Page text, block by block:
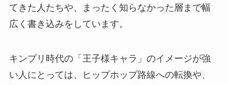
てきた人たちや、まったく知らなかった層まで幅
広く書き込みをしています。
キンプリ時代の「王子様キャラ」のイメージが強
い人にとっては、ヒップホップ路線への転換や、